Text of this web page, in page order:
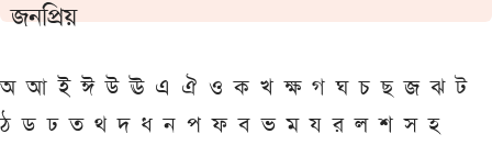
জনপ্রিয়
অ আ ই ঈ উ ঊ এ ঐ ও ক খ ক্ষ গ ঘ চ ছ জ ঝ ট
ঠ ড ঢ ত থ দ ধ ন প ফ ব ভ ম য র ল শ স হ